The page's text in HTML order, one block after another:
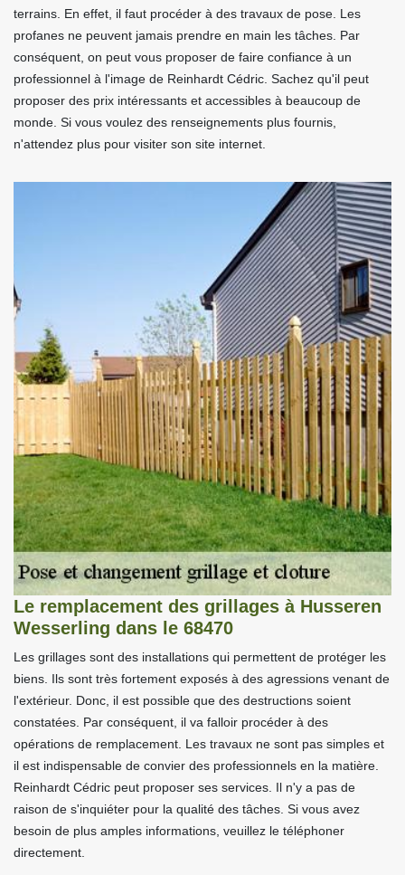
terrains. En effet, il faut procéder à des travaux de pose. Les
profanes ne peuvent jamais prendre en main les tâches. Par
conséquent, on peut vous proposer de faire confiance à un
professionnel à l'image de Reinhardt Cédric. Sachez qu'il peut
proposer des prix intéressants et accessibles à beaucoup de
monde. Si vous voulez des renseignements plus fournis,
n'attendez plus pour visiter son site internet.
Le remplacement des grillages à Husseren
Wesserling dans le 68470
Les grillages sont des installations qui permettent de protéger les
biens. Ils sont très fortement exposés à des agressions venant de
l'extérieur. Donc, il est possible que des destructions soient
constatées. Par conséquent, il va falloir procéder à des
opérations de remplacement. Les travaux ne sont pas simples et
il est indispensable de convier des professionnels en la matière.
Reinhardt Cédric peut proposer ses services. Il n'y a pas de
raison de s'inquiéter pour la qualité des tâches. Si vous avez
besoin de plus amples informations, veuillez le téléphoner
directement.